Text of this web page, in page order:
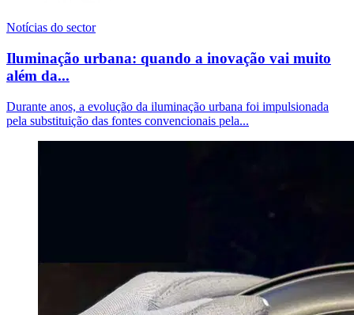
Notícias do sector
Iluminação urbana: quando a inovação vai muito
além da...
Durante anos, a evolução da iluminação urbana foi impulsionada
pela substituição das fontes convencionais pela...